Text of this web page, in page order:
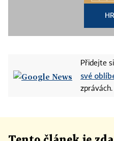
Přidejte
své
zprávách.